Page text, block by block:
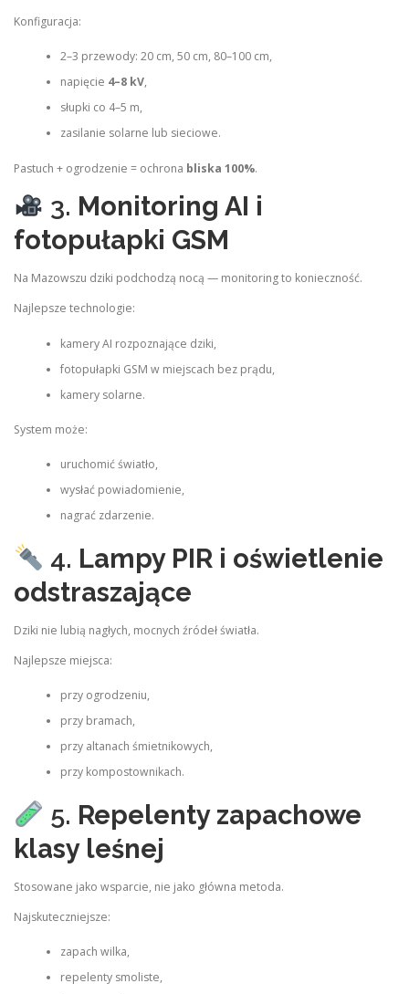
Konfiguracja:
2–3 przewody: 20 cm, 50 cm, 80–100 cm,
napięcie 4–8 kV,
słupki co 4–5 m,
zasilanie solarne lub sieciowe.
Pastuch + ogrodzenie = ochrona bliska 100%.
3. Monitoring AI i
fotopułapki GSM
Na Mazowszu dziki podchodzą nocą — monitoring to konieczność.
Najlepsze technologie:
kamery AI rozpoznające dziki,
fotopułapki GSM w miejscach bez prądu,
kamery solarne.
System może:
uruchomić światło,
wysłać powiadomienie,
nagrać zdarzenie.
4. Lampy PIR i oświetlenie
odstraszające
Dziki nie lubią nagłych, mocnych źródeł światła.
Najlepsze miejsca:
przy ogrodzeniu,
przy bramach,
przy altanach śmietnikowych,
przy kompostownikach.
5. Repelenty zapachowe
klasy leśnej
Stosowane jako wsparcie, nie jako główna metoda.
Najskuteczniejsze:
zapach wilka,
repelenty smoliste,